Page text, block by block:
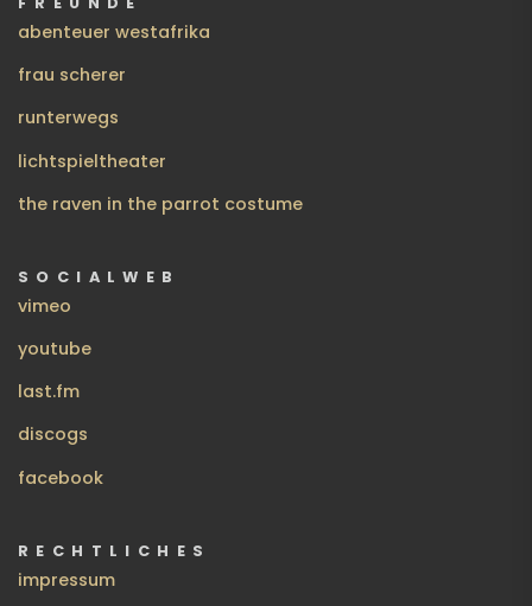
abenteuer westafrika
frau scherer
runterwegs
lichtspieltheater
the raven in the parrot costume
SOCIALWEB
vimeo
youtube
last.fm
discogs
facebook
RECHTLICHES
impressum